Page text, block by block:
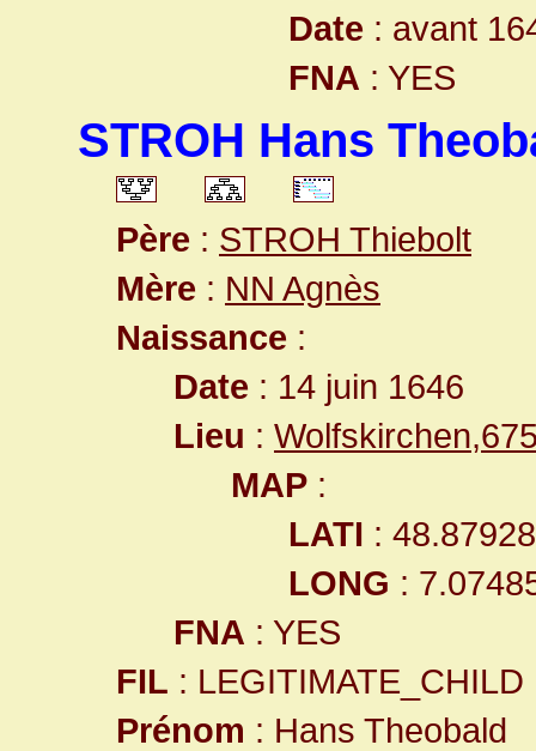
Date : avant
FNA : YES
STROH Hans
Père : STROH Thiebolt
Mère : NN Agnès
Naissance :
Date : 14 juin 1646
Lieu :
MAP :
LATI :
LONG :
FNA : YES
FIL : LEGITIMATE_CHILD
Prénom : Hans Theobald